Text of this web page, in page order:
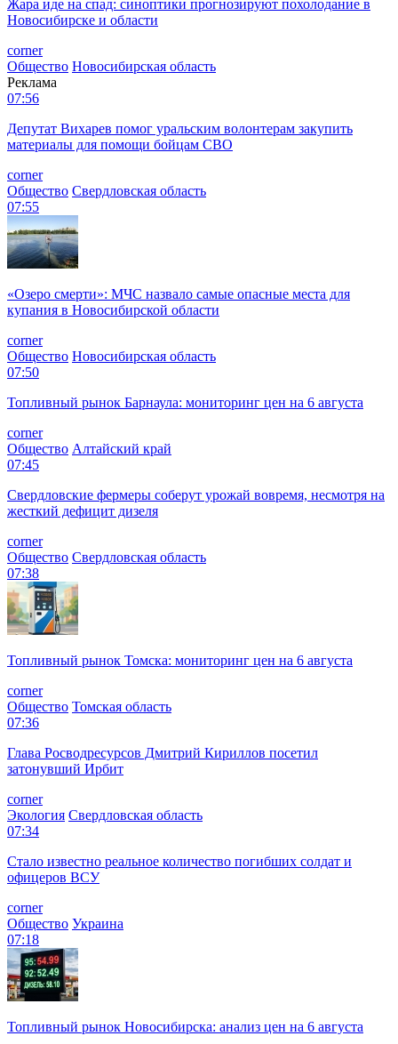
Жара иде на спад: синоптики прогнозируют похолодание в
Новосибирске и области
corner
Общество Новосибирская область
Реклама
07:56
Депутат Вихарев помог уральским волонтерам закупить
материалы для помощи бойцам СВО
corner
Общество Свердловская область
07:55
«Озеро смерти»: МЧС назвало самые опасные места для
купания в Новосибирской области
corner
Общество Новосибирская область
07:50
Топливный рынок Барнаула: мониторинг цен на 6 августа
corner
Общество Алтайский край
07:45
Свердловские фермеры соберут урожай вовремя, несмотря на
жесткий дефицит дизеля
corner
Общество Свердловская область
07:38
Топливный рынок Томска: мониторинг цен на 6 августа
corner
Общество Томская область
07:36
Глава Росводресурсов Дмитрий Кириллов посетил
затонувший Ирбит
corner
Экология Свердловская область
07:34
Стало известно реальное количество погибших солдат и
офицеров ВСУ
corner
Общество Украина
07:18
Топливный рынок Новосибирска: анализ цен на 6 августа